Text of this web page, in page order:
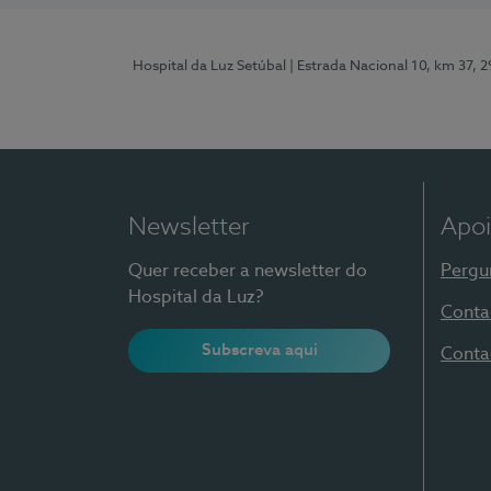
Hospital da Luz Setúbal | Estrada Nacional 10, km 37,
Newsletter
Quer receber a newsletter do
Hospital da Luz?
Subscreva aqui